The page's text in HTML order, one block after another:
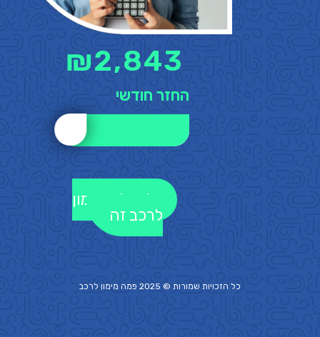
2,843
₪
החזר חודשי
לקבלת מימון
לרכב זה
כל הזכויות שמורות © 2025 פמה מימון לרכב